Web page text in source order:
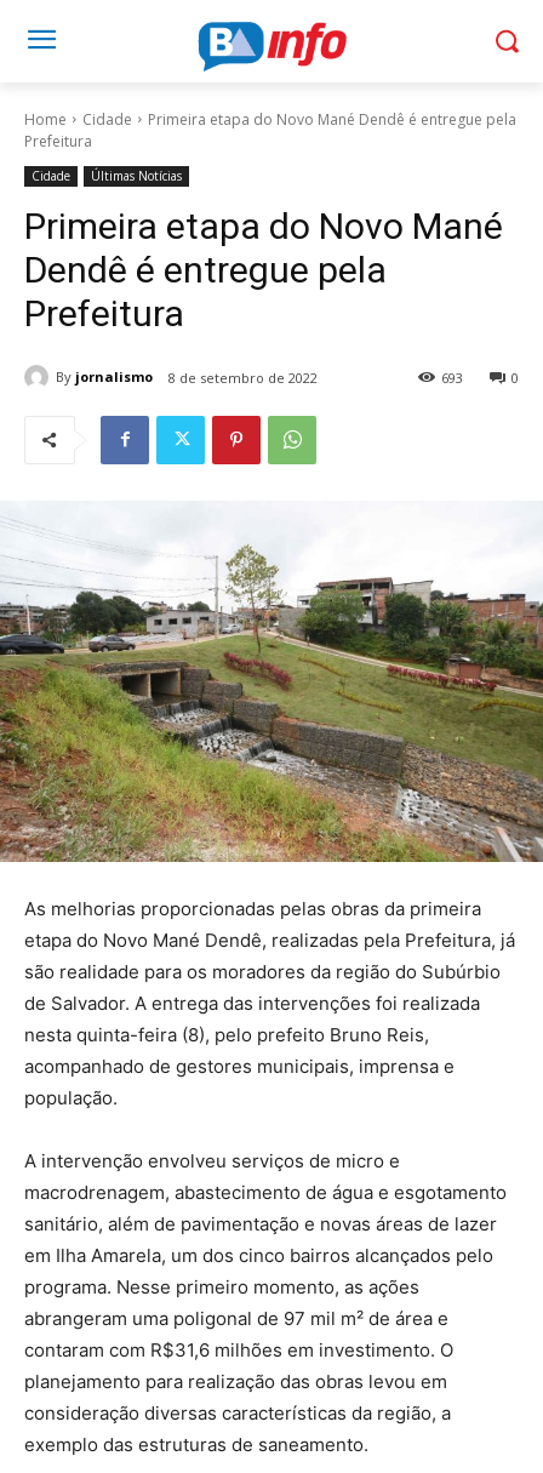
Home Cidade
Primeira etapa do Novo Mané Dendê é entregue pela
Prefeitura
Cidade Últimas Notícias
Primeira etapa do Novo Mané
Dendê é entregue pela
Prefeitura
By jornalismo 8 de setembro de 2022 0
693
As melhorias proporcionadas pelas obras da primeira
etapa do Novo Mané Dendê, realizadas pela Prefeitura, já
são realidade para os moradores da região do Subúrbio
de Salvador. A entrega das intervenções foi realizada
nesta quinta-feira (8), pelo prefeito Bruno Reis,
acompanhado de gestores municipais, imprensa e
população.
A intervenção envolveu serviços de micro e
macrodrenagem, abastecimento de água e esgotamento
sanitário, além de pavimentação e novas áreas de lazer
em Ilha Amarela, um dos cinco bairros alcançados pelo
programa. Nesse primeiro momento, as ações
abrangeram uma poligonal de 97 mil m² de área e
contaram com R$31,6 milhões em investimento. O
planejamento para realização das obras levou em
consideração diversas características da região, a
exemplo das estruturas de saneamento.